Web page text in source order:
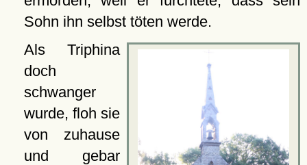
Sohn ihn selbst töten werde.
Als Triphina
doch
schwanger
wurde, floh sie
von zuhause
und gebar